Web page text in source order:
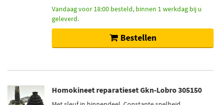
Vandaag voor 18:00 besteld, binnen 1 werkdag bij u
geleverd.
Bestellen
Homokineet reparatieset Gkn-Lobro 305150